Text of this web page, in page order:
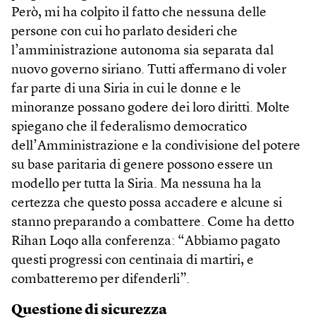
Però, mi ha colpito il fatto che nessuna delle
persone con cui ho parlato desideri che
l’amministrazione autonoma sia separata dal
nuovo governo siriano. Tutti affermano di voler
far parte di una Siria in cui le donne e le
minoranze possano godere dei loro diritti. Molte
spiegano che il federalismo democratico
dell’Amministrazione e la condivisione del potere
su base paritaria di genere possono essere un
modello per tutta la Siria. Ma nessuna ha la
certezza che questo possa accadere e alcune si
stanno preparando a combattere. Come ha detto
Rihan Loqo alla conferenza: “Abbiamo pagato
questi progressi con centinaia di martiri, e
combatteremo per difenderli”.
Questione di sicurezza